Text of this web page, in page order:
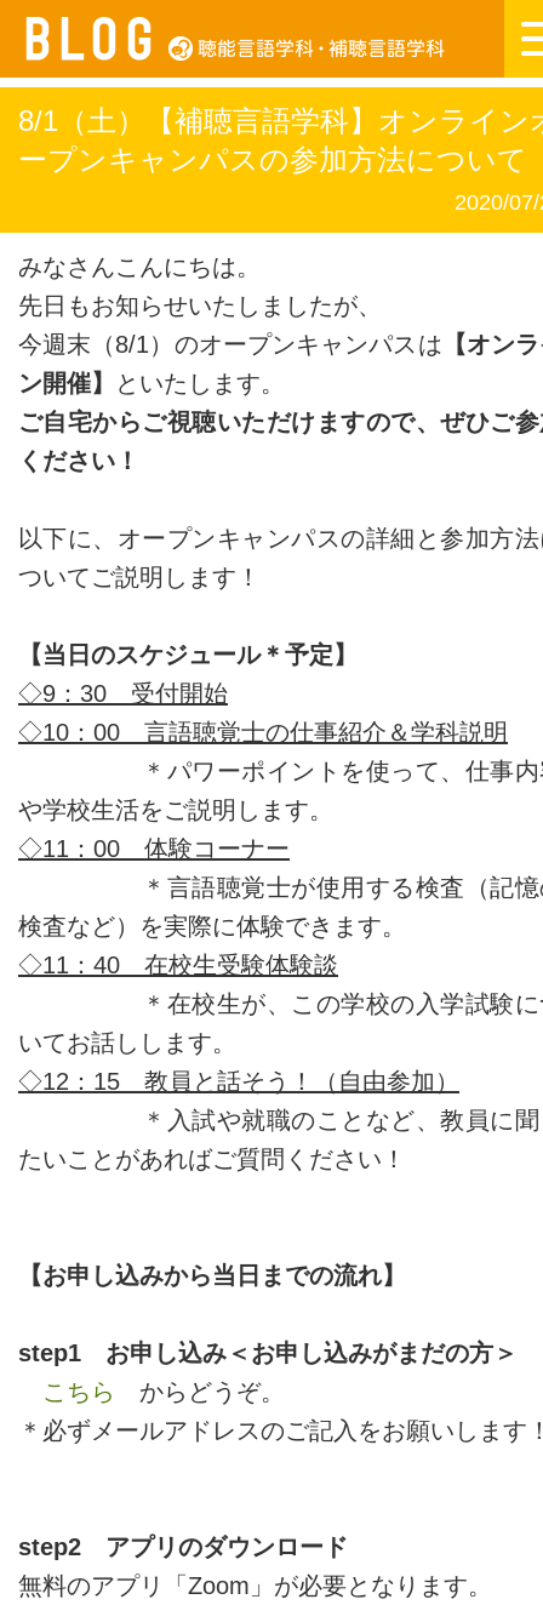
8/1（土）【補聴言語学科】オンライン
ープンキャンパスの参加方法について
2020/
みなさんこんにちは。
先日もお知らせいたしましたが、
今週末（8/1）のオープンキャンパスは 【オン
ン開催】
といたします。
ご自宅からご視聴いただけますので、ぜひご
ください！
以下に、オープンキャンパスの詳細と参加方
ついてご説明します！
【当日のスケジュール＊予定】
◇9：30 受付開始
◇10：00 言語聴覚士の仕事紹介＆学科説明
＊パワーポイントを使って、仕事内
や学校生活をご説明します。
◇11：00 体験コーナー
＊言語聴覚士が使用する検査（記憶
検査など）を実際に体験できます。
◇11：40 在校生受験体験談
＊在校生が、この学校の入学試験に
いてお話しします。
◇12：15 教員と話そう！（自由参加）
＊入試や就職のことなど、教員に聞
たいことがあればご質問ください！
【お申し込みから当日までの流れ】
step1 お申し込み＜お申し込みがまだの方＞
こちら
からどうぞ。
＊必ずメールアドレスのご記入をお願いします
step2 アプリのダウンロード
無料のアプリ「Zoom」が必要となります。